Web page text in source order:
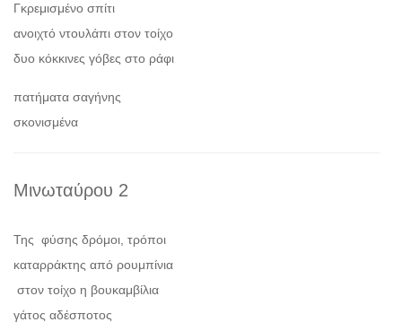
Γκρεμισμένο σπίτι
ανοιχτό ντουλάπι στον τοίχο
δυο κόκκινες γόβες στο ράφι
πατήματα σαγήνης
σκονισμένα
Μινωταύρου 2
Της φύσης δρόμοι, τρόποι
καταρράκτης από ρουμπίνια
στον τοίχο η βουκαμβίλια
γάτος αδέσποτος